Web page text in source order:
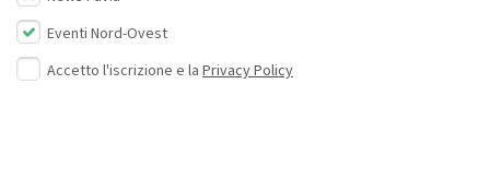
Eventi Nord-Ovest
Accetto l'iscrizione e la Privacy Policy